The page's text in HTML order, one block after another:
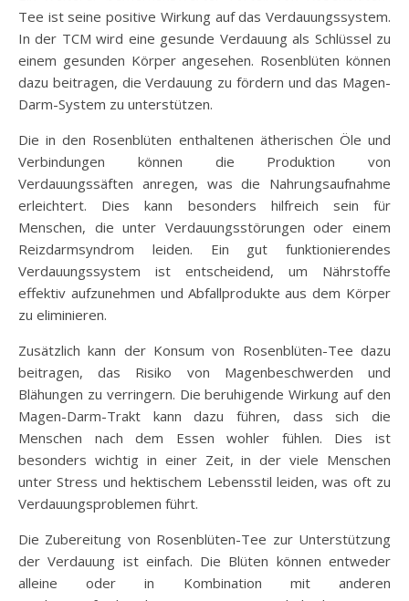
Tee ist seine positive Wirkung auf das Verdauungssystem.
In der TCM wird eine gesunde Verdauung als Schlüssel zu
einem gesunden Körper angesehen. Rosenblüten können
dazu beitragen, die Verdauung zu fördern und das Magen-
Darm-System zu unterstützen.
Die in den Rosenblüten enthaltenen ätherischen Öle und
Verbindungen können die Produktion von
Verdauungssäften anregen, was die Nahrungsaufnahme
erleichtert. Dies kann besonders hilfreich sein für
Menschen, die unter Verdauungsstörungen oder einem
Reizdarmsyndrom leiden. Ein gut funktionierendes
Verdauungssystem ist entscheidend, um Nährstoffe
effektiv aufzunehmen und Abfallprodukte aus dem Körper
zu eliminieren.
Zusätzlich kann der Konsum von Rosenblüten-Tee dazu
beitragen, das Risiko von Magenbeschwerden und
Blähungen zu verringern. Die beruhigende Wirkung auf den
Magen-Darm-Trakt kann dazu führen, dass sich die
Menschen nach dem Essen wohler fühlen. Dies ist
besonders wichtig in einer Zeit, in der viele Menschen
unter Stress und hektischem Lebensstil leiden, was oft zu
Verdauungsproblemen führt.
Die Zubereitung von Rosenblüten-Tee zur Unterstützung
der Verdauung ist einfach. Die Blüten können entweder
alleine oder in Kombination mit anderen